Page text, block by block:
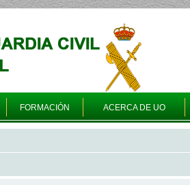
FORMACIÓN ACERCA DE UO